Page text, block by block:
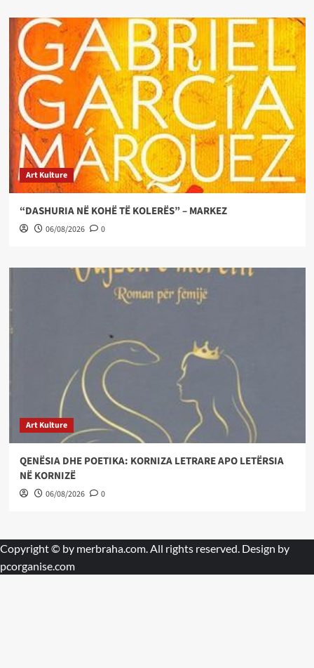
Art Kulture
“DASHURIA NË KOHË TË KOLERËS” – MARKEZ
06/08/2026 0
Art Kulture
QENËSIA DHE POETIKA: KORNIZA LETRARE APO LETËRSIA
NË KORNIZË
06/08/2026 0
Copyright © by merbraha.com. All rights reserved. Design by
pcorganise.com